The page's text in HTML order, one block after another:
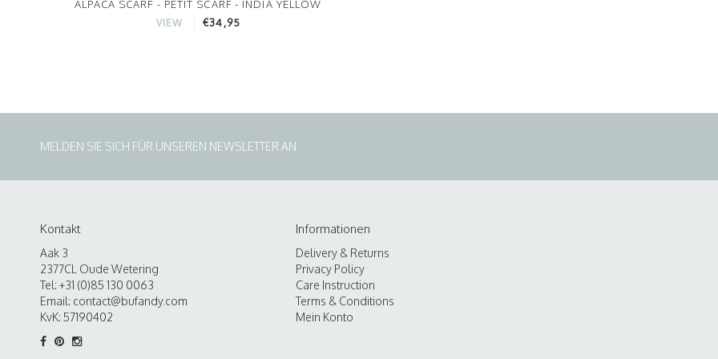
ALPACA SCARF - PETIT SCARF - INDIA YELLOW
VIEW €34,95
MELDEN SIE SICH FÜR UNSEREN NEWSLETTER AN
Kontakt
Aak 3
2377CL Oude Wetering
Tel: +31 (0)85 130 0063
Email: contact@bufandy.com
KvK: 57190402
Informationen
Delivery & Returns
Privacy Policy
Care Instruction
Terms & Conditions
Mein Konto